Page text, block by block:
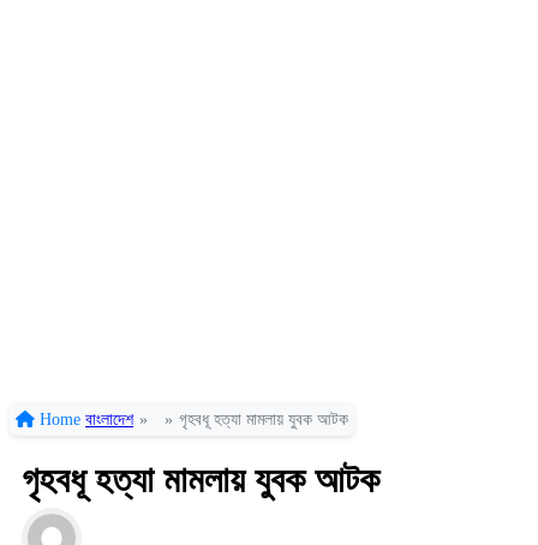
Home বাংলাদেশ » » গৃহবধূ হত্যা মামলায় যুবক আটক
গৃহবধূ হত্যা মামলায় যুবক আটক